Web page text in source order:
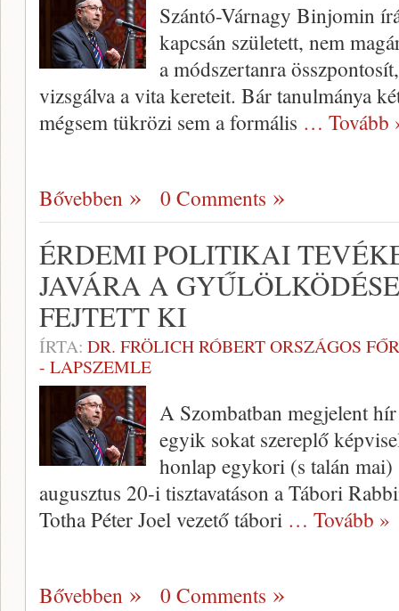
Szántó-Várnagy Binjomin
kapcsán született, nem
a módszertanra
vizsgálva a vita kereteit. Bár tanulmánya
mégsem tükrözi sem a formális … Tovább
Bővebben 0 Comments
ÉRDEMI POLITIKAI
JAVÁRA A
FEJTETT KI
ÍRTA: DR. FRÖLICH RÓBERT ORSZÁGOS
- LAPSZEMLE
A Szombatban megjelent
egyik sokat szereplő
honlap egykori (s talán mai)
augusztus 20-i tisztavatáson a Tábori
Totha Péter Joel vezető tábori … Tovább »
Bővebben 0 Comments